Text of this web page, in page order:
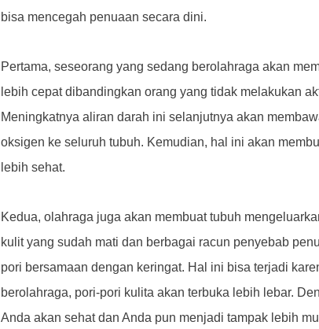
bisa mencegah penuaan secara dini.
Pertama, seseorang yang sedang berolahraga akan
lebih cepat dibandingkan orang yang tidak melakukan
Meningkatnya aliran darah ini selanjutnya akan
oksigen ke seluruh tubuh. Kemudian, hal ini akan
lebih sehat.
Kedua, olahraga juga akan membuat tubuh
kulit yang sudah mati dan berbagai racun penyebab
pori bersamaan dengan keringat. Hal ini bisa terjadi
berolahraga, pori-pori kulita akan terbuka lebih lebar.
Anda akan sehat dan Anda pun menjadi tampak lebih